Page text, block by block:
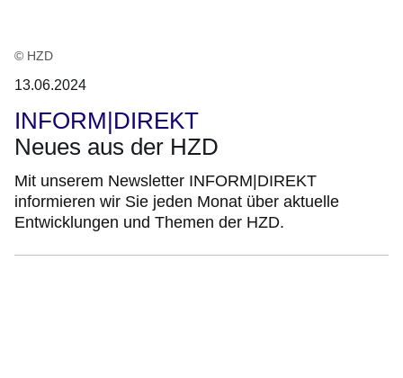
© HZD
13.06.2024
INFORM|DIREKT
Neues aus der HZD
Mit unserem Newsletter INFORM|DIREKT
informieren wir Sie jeden Monat über aktuelle
Entwicklungen und Themen der HZD.